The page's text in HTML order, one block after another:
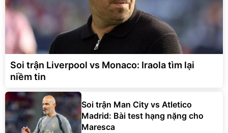
Soi trận Liverpool vs Monaco: Iraola tìm lại
niềm tin
Soi trận Man City vs Atletico
Madrid: Bài test hạng nặng cho
Maresca